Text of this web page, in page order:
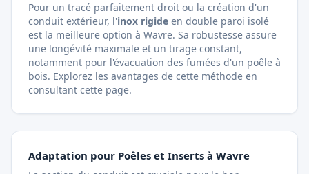
Pour un tracé parfaitement droit ou la création d'un
conduit extérieur, l'inox rigide en double paroi isolé
est la meilleure option à Wavre. Sa robustesse assure
une longévité maximale et un tirage constant,
notamment pour l'évacuation des fumées d'un poêle à
bois. Explorez les avantages de cette méthode en
consultant cette page.
Adaptation pour Poêles et Inserts à Wavre